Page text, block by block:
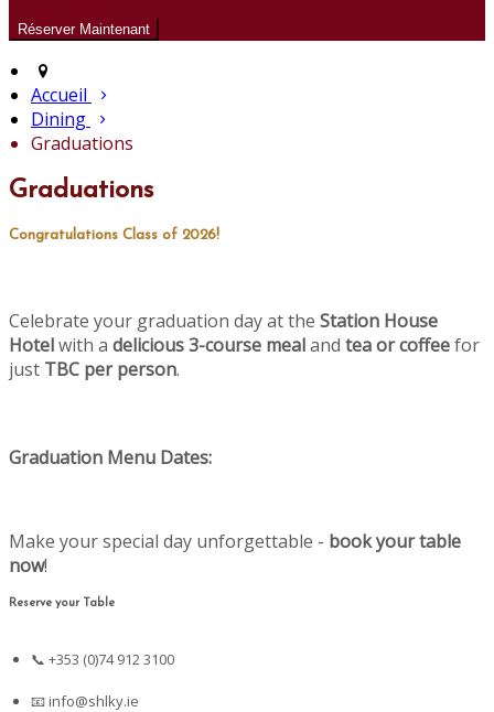
Accueil
Dining
Graduations
Graduations
Congratulations Class of 2026!
Celebrate your graduation day at the Station House
Hotelwith a delicious 3-course mealand tea or coffeefor
just TBC per person.
Graduation Menu Dates:
Make your special day unforgettable - book your table
now!
Reserve your Table
📞 +353 (0)74 912 3100
📧info@shlky.ie